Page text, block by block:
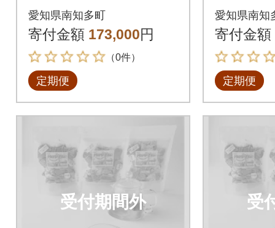
ハーブティー(おまか
せセット20個入り×3
袋)全12回
愛知県南知多町
寄付金額 173,000円
（0件）
定期便
ハーブ
せセッ
袋)全12
愛知県南知
寄付金額
定期便
受付期間外 受